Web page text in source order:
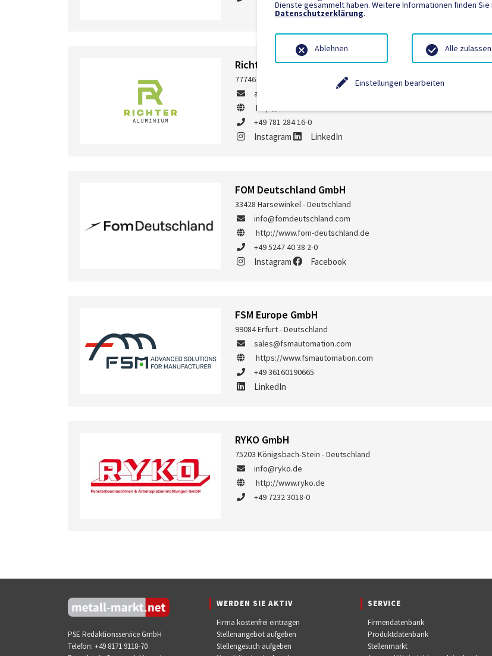
Richter Aluminium GmbH
77746 Schutterwald - Deutschland
anfrage@richter-aluminium.com
http://www.richter-aluminium.com
+49 781 284 16-0
Instagram LinkedIn
FOM Deutschland GmbH
33428 Harsewinkel - Deutschland
info@fomdeutschland.com
http://www.fom-deutschland.de
+49 5247 40 38 2-0
Instagram Facebook
FSM Europe GmbH
99084 Erfurt - Deutschland
sales@fsmautomation.com
https://www.fsmautomation.com
+49 36160190665
LinkedIn
RYKO GmbH
75203 Königsbach-Stein - Deutschland
info@ryko.de
http://www.ryko.de
+49 7232 3018-0
PSE Redaktionsservice GmbH
Telefon: +49 8171 9118-70
WERDEN SIE AKTIV
Firma kostenfrei eintragen
Stellenangebot aufgeben
Stellengesuch aufgeben
SERVICE
Firmendatenbank
Produktdatenbank
Stellenmarkt
Dienste gesammelt haben. Weitere Informationen finden Sie
Datenschutzerklärung.
Einstellungen bearbeiten
Ablehnen Alle zulassen